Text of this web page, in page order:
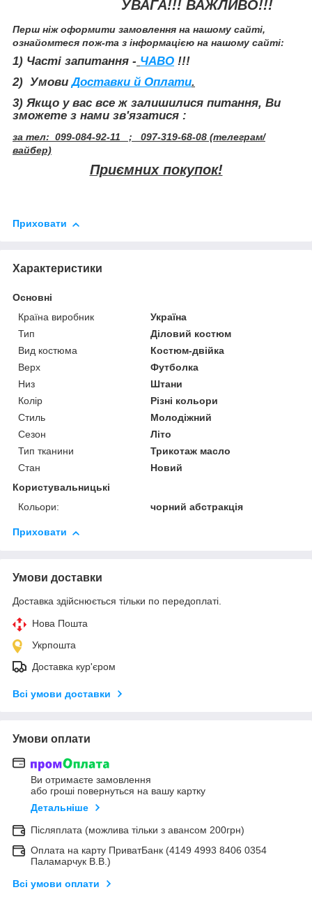
УВАГА!!! ВАЖЛИВО!!!
Перш ніж оформити замовлення на нашому сайті,
ознайомтеся пож-та з інформацією на нашому сайті:
1) Часті запитання - ЧАВО !!!
2) УмовиДоставки й Оплати.
3) Якщо у вас все ж залишилися питання, Ви
зможете з нами зв'язатися :
за тел: 099-084-92-11 ; 097-319-68-08 (телеграм/
вайбер)
Приємних покупок!
Приховати
Характеристики
Основні
Країна виробник
Україна
Тип
Діловий костюм
Вид костюма
Костюм-двійка
Верх
Футболка
Низ
Штани
Колір
Різні кольори
Стиль
Молодіжний
Сезон
Літо
Тип тканини
Трикотаж масло
Стан
Новий
Користувальницькі
Кольори:
чорний абстракція
Приховати
Умови доставки
Доставка здійснюється тільки по передоплаті.
Нова Пошта
Укрпошта
Доставка кур'єром
Всі умови доставки
Умови оплати
Ви отримаєте замовлення
або гроші повернуться на вашу картку
Детальніше
Післяплата (можлива тільки з авансом 200грн)
Оплата на карту ПриватБанк (4149 4993 8406 0354
Паламарчук В.В.)
Всі умови оплати